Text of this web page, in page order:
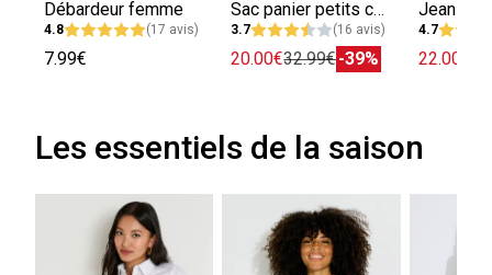
Débardeur femme
4.8 (17 avis)
7.99€
Sac panier petits coquillages femme
3.7 (16 avis)
20.00€32.99€-39%
4.7
22.00€
Les essentiels de la saison